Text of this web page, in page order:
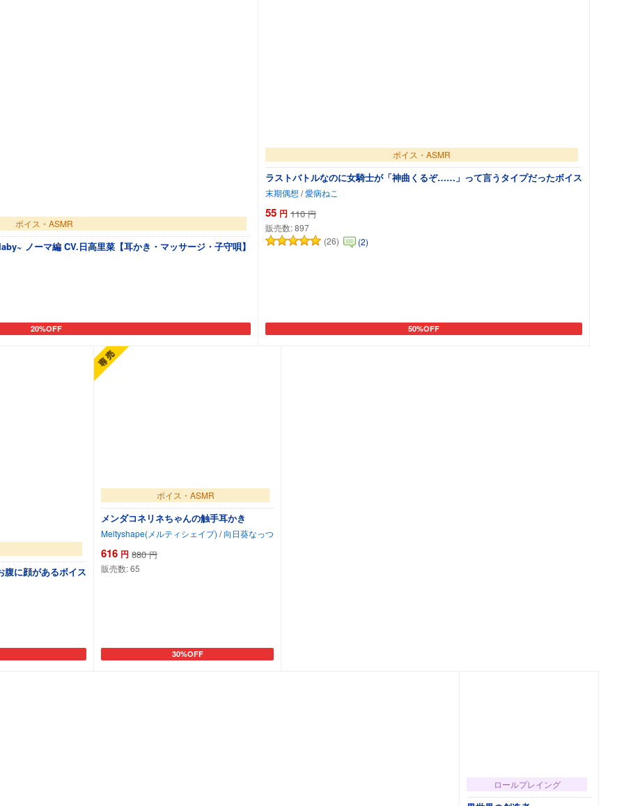
ボイス・ASMR
ノーマ編 CV.日高里菜【耳かき・マッサージ・子守唄】
20%OFF
カートに追加
ボイス・ASMR
ラストバトルなのに女騎士が「神曲くるぞ……」って言うタイプだったボイス
末期偶想 /愛病ねこ
55 円 110 円
販売数:897
(26)
(2)
50%OFF
カートに追加
腹に顔があるボイス
ボイス・ASMR
メンダコネリネちゃんの触手耳かき
Meltyshape(メルティシェイプ) /向日葵なっつ
616 円 880 円
販売数:65
30%OFF
カートに追加
ロールプレイング